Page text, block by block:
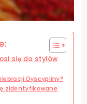
się do stylów
Dyscypliny?
zidentyfikowane